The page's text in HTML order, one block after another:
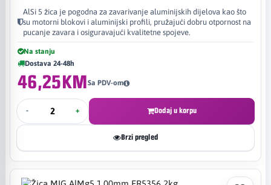
AlSi 5 žica je pogodna za zavarivanje aluminijskih dijelova kao što
su motorni blokovi i aluminijski profili, pružajući dobru otpornost na
pucanje zavara i osiguravajući kvalitetne spojeve.
Na stanju
Dostava 24-48h
46,25KMSa PDV-om
- + Dodaj u korpu
Brzi pregled